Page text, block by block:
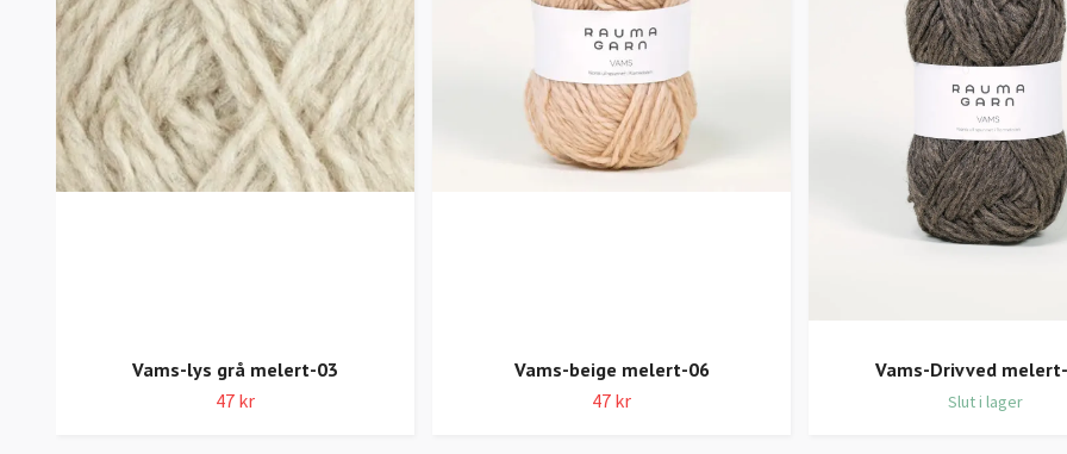
Vams-lys grå melert-03
47 kr
Vams-beige melert-06
47 kr
Vams-Drivved
Slut i lager